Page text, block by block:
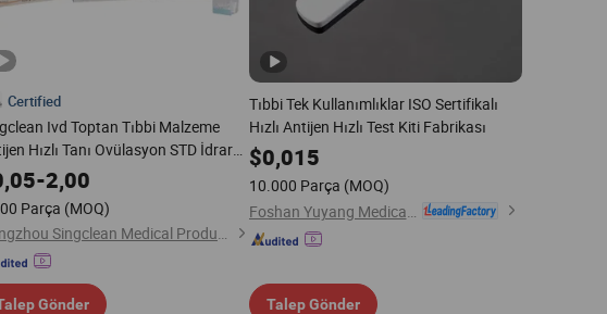
Certified
Ivd Toptan Tıbbi Malzeme
Hızlı Tanı Ovülasyon STD İdrar
HIV Hbsag Hepatit B Hamilelik Test
Kitleri (Kolloidal Altın Yöntemi)
-2,00
Parça (MOQ)
Hangzhou Singclean Medical Products Co., Ltd.
Gönder
Tıbbi Tek Kullanımlıklar ISO Sertifikalı
Hızlı Antijen Hızlı Test Kiti Fabrikası
$0,015
10.000 Parça (MOQ)
Talep Gönder